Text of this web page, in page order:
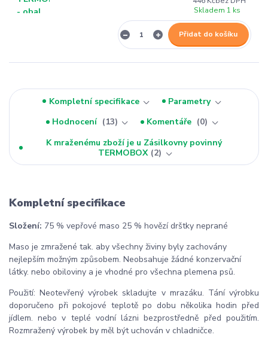
Skladem 1 ks
Přidat do košíku
Kompletní specifikace
Parametry
Hodnocení
13 Komentáře
0
K mraženému zboží je u Zásilkovny povinný
TERMOBOX 2
Kompletní specifikace
Složení: 75 % vepřové maso 25 % hovězí drštky neprané
Maso je zmražené tak. aby všechny živiny byly zachovány
nejlepším možným způsobem. Neobsahuje žádné konzervační
látky. nebo obiloviny a je vhodné pro všechna plemena psů.
Použití: Neotevřený výrobek skladujte v mrazáku. Tání výrobku
doporučeno při pokojové teplotě po dobu několika hodin před
jídlem. nebo v teplé vodní lázni bezprostředně před použitím.
Rozmražený výrobek by měl být uchován v chladničce.